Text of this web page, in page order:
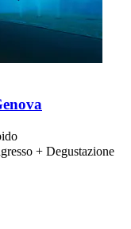
+ Degustazione